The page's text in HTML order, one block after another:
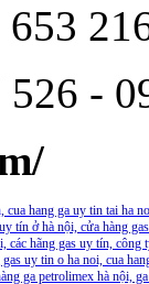
653
526 -
cua hang ga uy tin tai ha
tín ở hà nội, cửa hàng
hãng gas uy tín,
uy tin o ha noi, cua
ga petrolimex hà nội,